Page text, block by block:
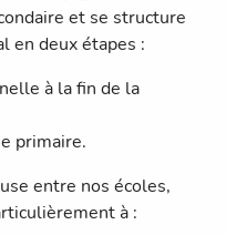
et se structure
en deux étapes :
à la fin de la
primaire.
entre nos écoles,
à :